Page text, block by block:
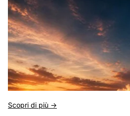
Scopri di più ->